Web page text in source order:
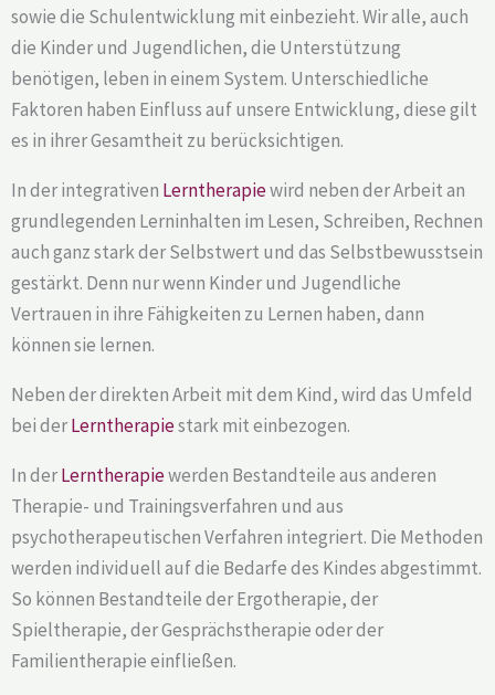
sowie die Schulentwicklung mit einbezieht. Wir alle, auch
die Kinder und Jugendlichen, die Unterstützung
benötigen, leben in einem System. Unterschiedliche
Faktoren haben Einfluss auf unsere Entwicklung, diese gilt
es in ihrer Gesamtheit zu berücksichtigen.
In der integrativen Lerntherapiewird neben der Arbeit an
grundlegenden Lerninhalten im Lesen, Schreiben, Rechnen
auch ganz stark der Selbstwert und das Selbstbewusstsein
gestärkt. Denn nur wenn Kinder und Jugendliche
Vertrauen in ihre Fähigkeiten zu Lernen haben, dann
können sie lernen.
Neben der direkten Arbeit mit dem Kind, wird das Umfeld
bei derLerntherapiestark mit einbezogen.
In derLerntherapiewerden Bestandteile aus anderen
Therapie- und Trainingsverfahren und aus
psychotherapeutischen Verfahren integriert. Die Methoden
werden individuell auf die Bedarfe des Kindes abgestimmt.
So können Bestandteile der Ergotherapie, der
Spieltherapie, der Gesprächstherapie oder der
Familientherapie einfließen.